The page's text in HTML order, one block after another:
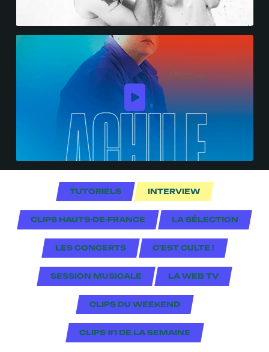
TUTORIELS INTERVIEW
CLIPS HAUTS-DE-FRANCE LA SÉLECTION
LES CONCERTS C'EST CULTE !
SESSION MUSICALE LA WEB TV
CLIPS DU WEEKEND
CLIPS #1 DE LA SEMAINE